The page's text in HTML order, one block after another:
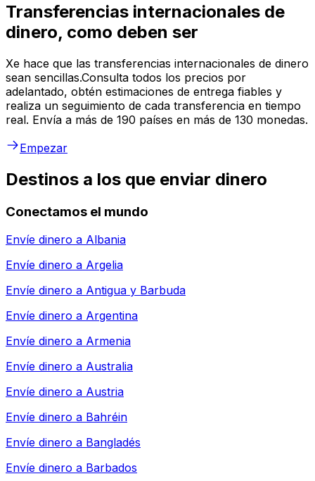
Transferencias internacionales de
dinero, como deben ser
Xe hace que las transferencias internacionales de dinero
sean sencillas.Consulta todos los precios por
adelantado, obtén estimaciones de entrega fiables y
realiza un seguimiento de cada transferencia en tiempo
real. Envía a más de 190 países en más de 130 monedas.
Empezar
Destinos a los que enviar dinero
Conectamos el mundo
Envíe dinero a Albania
Envíe dinero a Argelia
Envíe dinero a Antigua y Barbuda
Envíe dinero a Argentina
Envíe dinero a Armenia
Envíe dinero a Australia
Envíe dinero a Austria
Envíe dinero a Bahréin
Envíe dinero a Bangladés
Envíe dinero a Barbados